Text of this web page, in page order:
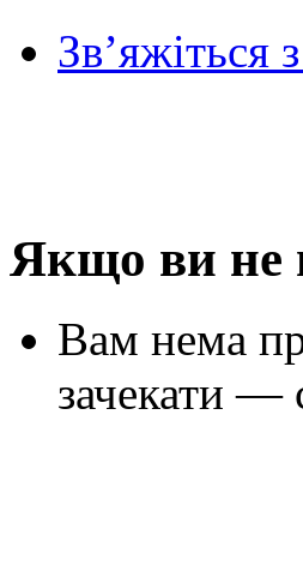
Зв’яжіться
Якщо ви не
Вам нема
зачекати —